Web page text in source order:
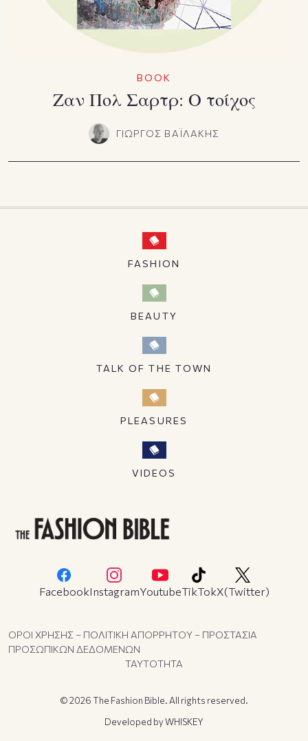
BOOK
Ζαν Πολ Σαρτρ: Ο τοίχος
ΓΙΩΡΓΟΣ ΒΑΪΛΑΚΗΣ
FASHION
BEAUTY
TALK OF THE TOWN
PLEASURES
VIDEOS
FacebookInstagramYoutubeTikTokX(Twitter)
ΟΡΟΙ ΧΡΗΣΗΣ – ΠΟΛΙΤΙΚΗ ΑΠΟΡΡΗΤΟΥ – ΠΡΟΣΤΑΣΙΑ
ΠΡΟΣΩΠΙΚΩΝ ΔΕΔΟΜΕΝΩΝ
ΤΑΥΤΟΤΗΤΑ
© 2026 The Fashion Bible. All rights reserved.
Developed byWHISKEY